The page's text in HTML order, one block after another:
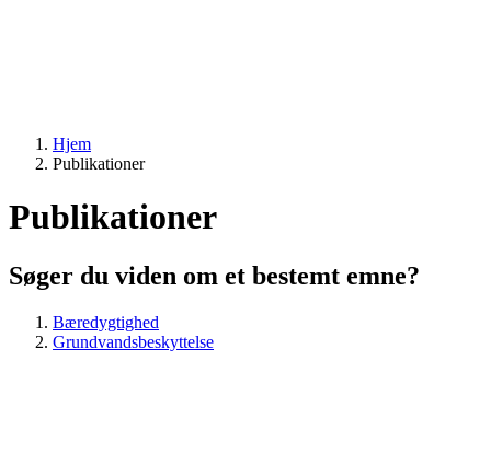
Hjem
Publikationer
Publikationer
Søger du viden om et bestemt emne?
Bæredygtighed
Grundvandsbeskyttelse